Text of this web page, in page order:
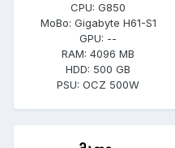
CPU: G850
MoBo: Gigabyte H61-S1
GPU: --
RAM: 4096 MB
HDD: 500 GB
PSU: OCZ 500W